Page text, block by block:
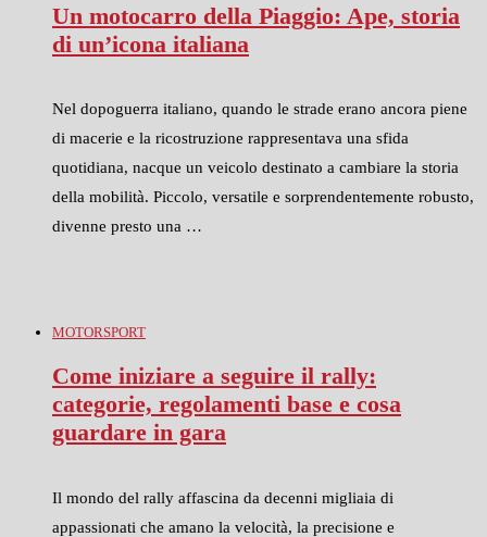
Un motocarro della Piaggio: Ape, storia
di un’icona italiana
Nel dopoguerra italiano, quando le strade erano ancora piene
di macerie e la ricostruzione rappresentava una sfida
quotidiana, nacque un veicolo destinato a cambiare la storia
della mobilità. Piccolo, versatile e sorprendentemente robusto,
divenne presto una …
MOTORSPORT
Come iniziare a seguire il rally:
categorie, regolamenti base e cosa
guardare in gara
Il mondo del rally affascina da decenni migliaia di
appassionati che amano la velocità, la precisione e